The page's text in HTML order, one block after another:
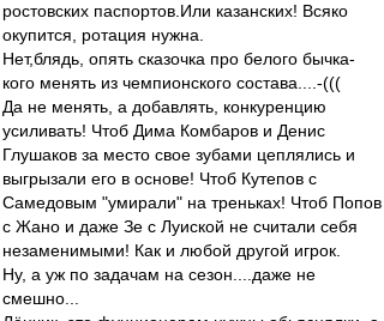
ростовских паспортов.Или казанских! Всяко
окупится, ротация нужна.
Нет,блядь, опять сказочка про белого бычка-
кого менять из чемпионского состава....-(((
Да не менять, а добавлять, конкуренцию
усиливать! Чтоб Дима Комбаров и Денис
Глушаков за место свое зубами цеплялись и
выгрызали его в основе! Чтоб Кутепов с
Самедовым "умирали" на треньках! Чтоб Попов
с Жано и даже Зе с Луиской не считали себя
незаменимыми! Как и любой другой игрок.
Ну, а уж по задачам на сезон....даже не
смешно...